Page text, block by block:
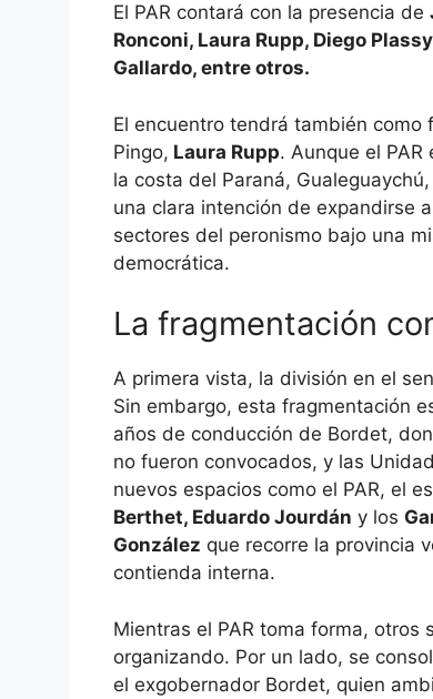
El PAR contará con la presencia de
Ronconi, Laura Rupp, Diego
Gallardo, entre otros.
El encuentro tendrá también
Pingo, Laura Rupp. Aunque el
la costa del Paraná,
una clara intención de expandirse
sectores del peronismo bajo una
democrática.
La fragmentación
A primera vista, la división en el
Sin embargo, esta fragmentación
años de conducción de Bordet,
no fueron convocados, y las
nuevos espacios como el PAR, el
Berthet, Eduardo Jourdán y los
González que recorre la provincia
contienda interna.
Mientras el PAR toma forma,
organizando. Por un lado, se
el exgobernador Bordet, quien